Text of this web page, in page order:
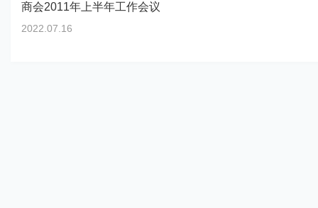
商会2011年上半年工作会议
2022.07.16